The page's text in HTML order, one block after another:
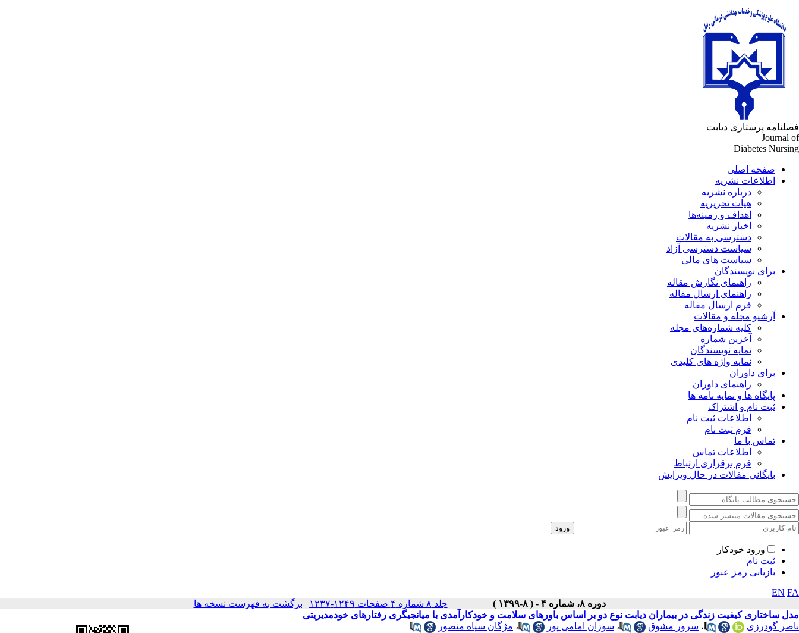
فصلنامه پرستاری دیابت
Journal of
Diabetes Nursing
صفحه اصلی
اطلاعات نشریه
درباره نشریه
هیات تحریریه
اهداف و زمینه‌ها
اخبار نشریه
دسترسی به مقالات
سیاست دسترسی آزاد
سیاست های مالی
برای نویسندگان
راهنمای نگارش مقاله
راهنمای ارسال مقاله
فرم ارسال مقاله
آرشیو مجله و مقالات
کلیه شماره‌های مجله
آخرین شماره
نمایه نویسندگان
نمایه واژه های کلیدی
برای داوران
راهنمای داوران
پایگاه ها و نمایه نامه ها
ثبت نام و اشتراک
اطلاعات ثبت نام
فرم ثبت نام
تماس با ما
اطلاعات تماس
فرم برقراری ارتباط
بایگانی مقالات در حال ویرایش
ورود خودکار
ثبت نام
بازیابی رمز عبور
EN FA
دوره ۸، شماره ۴ - ( ۸-۱۳۹۹ )
جلد ۸ شماره ۴ صفحات ۱۲۴۹-۱۲۳۷ | برگشت به فهرست نسخه ها
مدل ساختاری کیفیت زندگی در بیماران دیابت نوع دو بر اساس باورهای سلامت و خودکارآمدی با میانجیگری رفتارهای خودمدیریتی
ناصر گودرزی
، سرور مشوق ، سوزان امامی پور ، مژگان سپاه منصور